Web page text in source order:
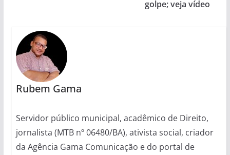
golpe; veja vídeo
Rubem Gama
Servidor público municipal, acadêmico de Direito,
jornalista (MTB nº 06480/BA), ativista social, criador
da Agência Gama Comunicação e do portal de